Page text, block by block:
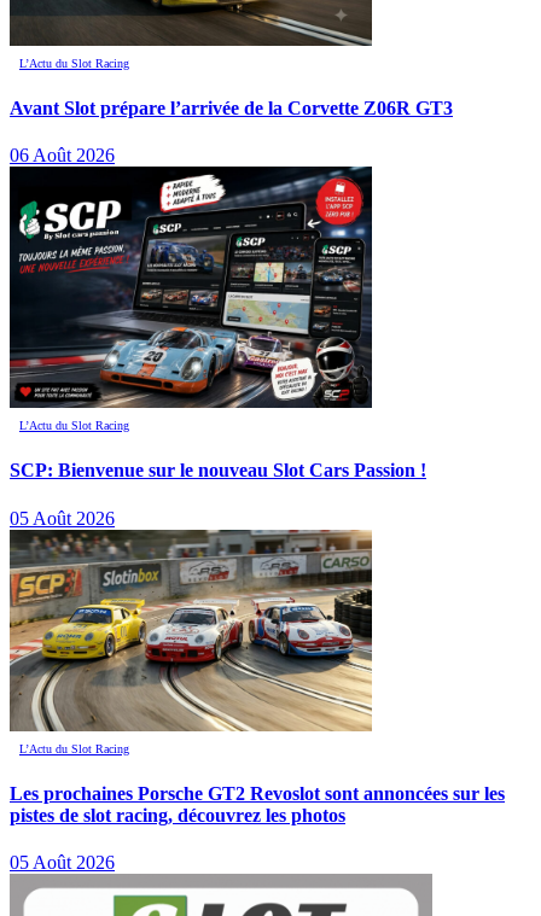
L’Actu du Slot Racing
Avant Slot prépare l’arrivée de la Corvette Z06R GT3
06 Août 2026
L’Actu du Slot Racing
SCP: Bienvenue sur le nouveau Slot Cars Passion !
05 Août 2026
L’Actu du Slot Racing
Les prochaines Porsche GT2 Revoslot sont annoncées sur les
pistes de slot racing, découvrez les photos
05 Août 2026